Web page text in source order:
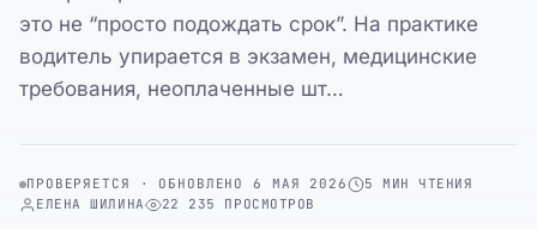
это не “просто подождать срок”. На практике
водитель упирается в экзамен, медицинские
требования, неоплаченные шт…
ПРОВЕРЯЕТСЯ · ОБНОВЛЕНО 6 МАЯ 2026
5 МИН ЧТЕНИЯ
ЕЛЕНА ШИЛИНА
22 235 ПРОСМОТРОВ